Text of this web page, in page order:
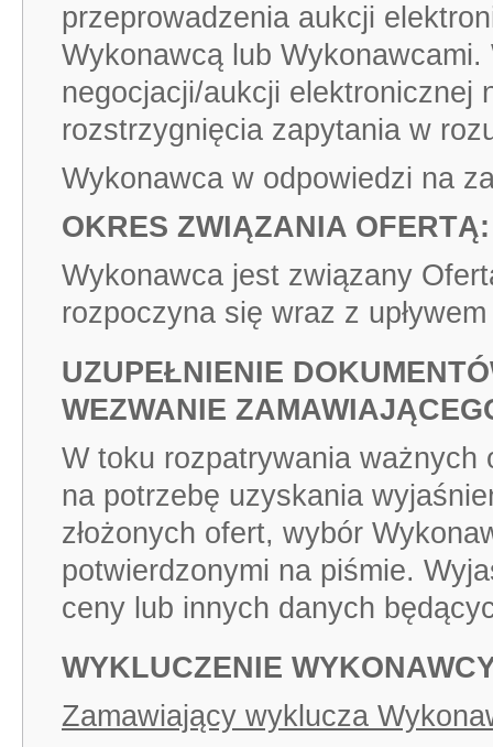
przeprowadzenia aukcji
Wykonawcą lub
negocjacji/aukcji elektronicznej
rozstrzygnięcia zapytania w
Wykonawca w odpowiedzi na
OKRES ZWIĄZANIA OFERTĄ:
Wykonawca jest związany
rozpoczyna się wraz z
UZUPEŁNIENIE
WEZWANIE
W toku rozpatrywania
na potrzebę uzyskania
złożonych ofert, wybór
potwierdzonymi na piśmie.
ceny lub innych danych
WYKLUCZENIE
Zamawiający wyklucza